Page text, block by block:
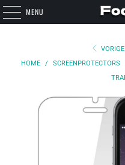
MENU
VORIGE
HOME
/ SCREENPROTECTORS